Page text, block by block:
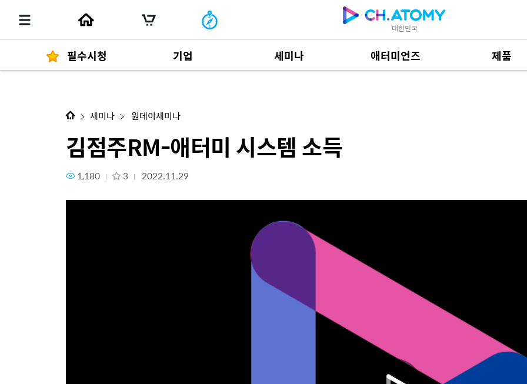
대한민국
필수시청 기업
경영자 메세지
세미나 애터미언즈 제품
제품 자료685
김점주RM-애터미 시스템 소득
다음 콘텐츠
세미나 원데이세미나
김점주RM-애터미 시스템 소득
1,180 3 2022.11.29